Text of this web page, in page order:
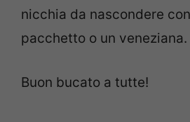
nicchia da nascondere
pacchetto o un veneziana.
Buon bucato a tutte!